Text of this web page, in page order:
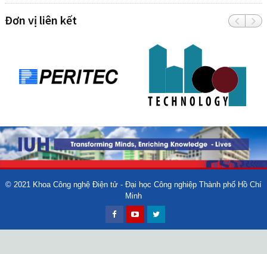
Đơn vị liên kết
© 2021 Khoa Công nghệ Điện tử - Đại học Công nghiệp Thành phố Hồ Chí
Minh